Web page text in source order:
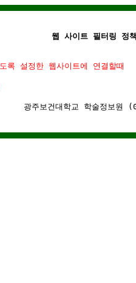
웹 사이트 필터링 정책
록 설정한 웹사이트에 연결할때
광주보건대학교 학술정보원